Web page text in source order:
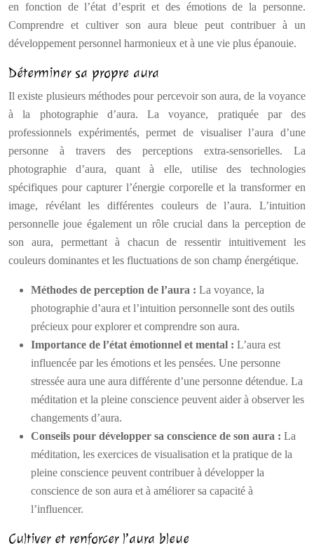
en fonction de l’état d’esprit et des émotions de la personne.
Comprendre et cultiver son aura bleue peut contribuer à un
développement personnel harmonieux et à une vie plus épanouie.
Déterminer sa propre aura
Il existe plusieurs méthodes pour percevoir son aura, de la voyance
à la photographie d’aura. La voyance, pratiquée par des
professionnels expérimentés, permet de visualiser l’aura d’une
personne à travers des perceptions extra-sensorielles. La
photographie d’aura, quant à elle, utilise des technologies
spécifiques pour capturer l’énergie corporelle et la transformer en
image, révélant les différentes couleurs de l’aura. L’intuition
personnelle joue également un rôle crucial dans la perception de
son aura, permettant à chacun de ressentir intuitivement les
couleurs dominantes et les fluctuations de son champ énergétique.
Méthodes de perception de l’aura : La voyance, la
photographie d’aura et l’intuition personnelle sont des outils
précieux pour explorer et comprendre son aura.
Importance de l’état émotionnel et mental : L’aura est
influencée par les émotions et les pensées. Une personne
stressée aura une aura différente d’une personne détendue. La
méditation et la pleine conscience peuvent aider à observer les
changements d’aura.
Conseils pour développer sa conscience de son aura : La
méditation, les exercices de visualisation et la pratique de la
pleine conscience peuvent contribuer à développer la
conscience de son aura et à améliorer sa capacité à
l’influencer.
Cultiver et renforcer l’aura bleue